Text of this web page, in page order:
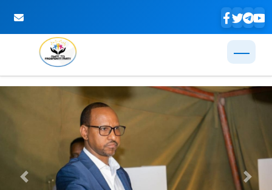
Skip to Main Content
Previous Next